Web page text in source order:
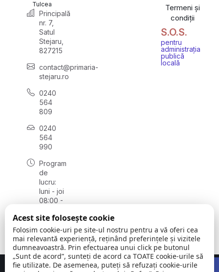
Tulcea
Principală
nr. 7,
Satul
Stejaru,
827215
contact@primaria-
stejaru.ro
0240
564
809
0240
564
990
Program
de
lucru:
luni - joi
08:00 -
vineri
08:00 -
14:00
Termeni și
condiții
S.O.S.
pentru
administrația
publică
locală
Acest site folosește cookie
Folosim cookie-uri pe site-ul nostru pentru a vă oferi cea
mai relevantă experiență, reținând preferințele și vizitele
dumneavoastră. Prin efectuarea unui click pe butonul
„Sunt de acord”, sunteți de acord ca TOATE cookie-urile să
fie utilizate. De asemenea, puteți să refuzați cookie-urile